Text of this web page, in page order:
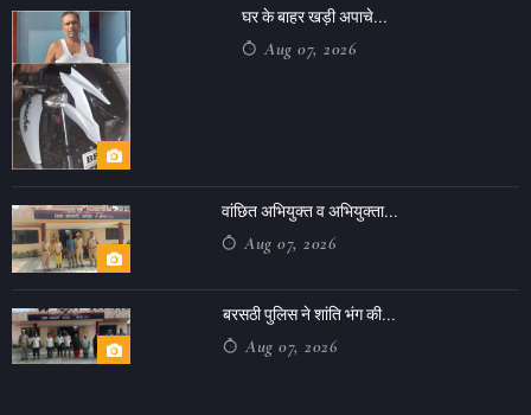
घर के बाहर खड़ी अपाचे...
Aug 07, 2026
वांछित अभियुक्त व अभियुक्ता...
Aug 07, 2026
बरसठी पुलिस ने शांति भंग की...
Aug 07, 2026